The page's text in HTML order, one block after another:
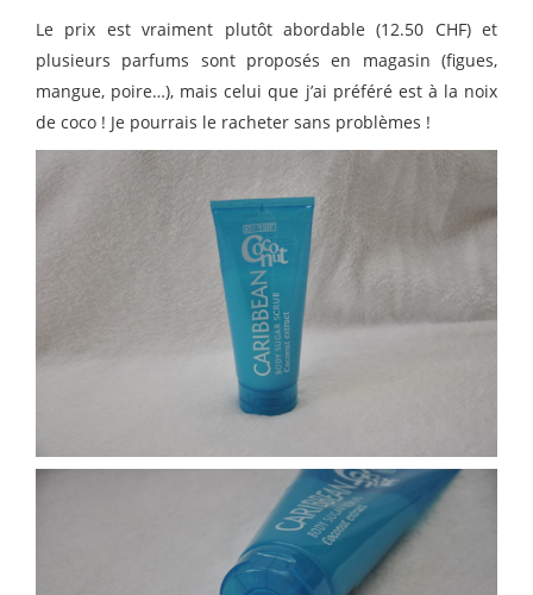
Le prix est vraiment plutôt abordable (12.50 CHF) et
plusieurs parfums sont proposés en magasin (figues,
mangue, poire…), mais celui que j’ai préféré est à la noix
de coco ! Je pourrais le racheter sans problèmes !